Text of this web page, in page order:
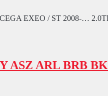
EXEO / ST 2008-…
ASZ ARL BRB